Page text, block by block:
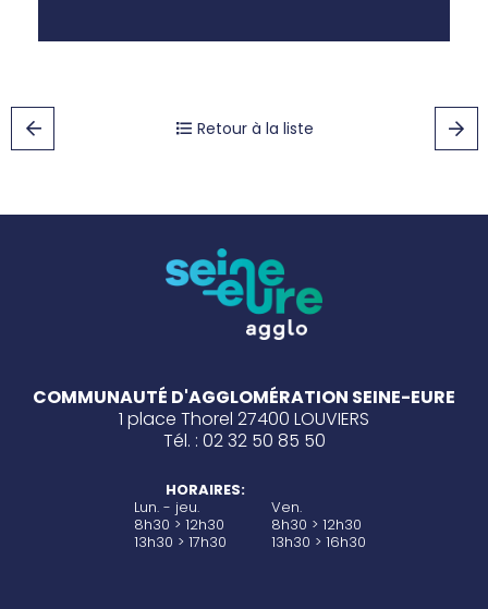
Retour à la liste
COMMUNAUTÉ D'AGGLOMÉRATION SEINE-EURE
1 place Thorel 27400 LOUVIERS
Tél. : 02 32 50 85 50
HORAIRES:
Lun. - jeu.
8h30 > 12h30
13h30 > 17h30
Ven.
8h30 > 12h30
13h30 > 16h30